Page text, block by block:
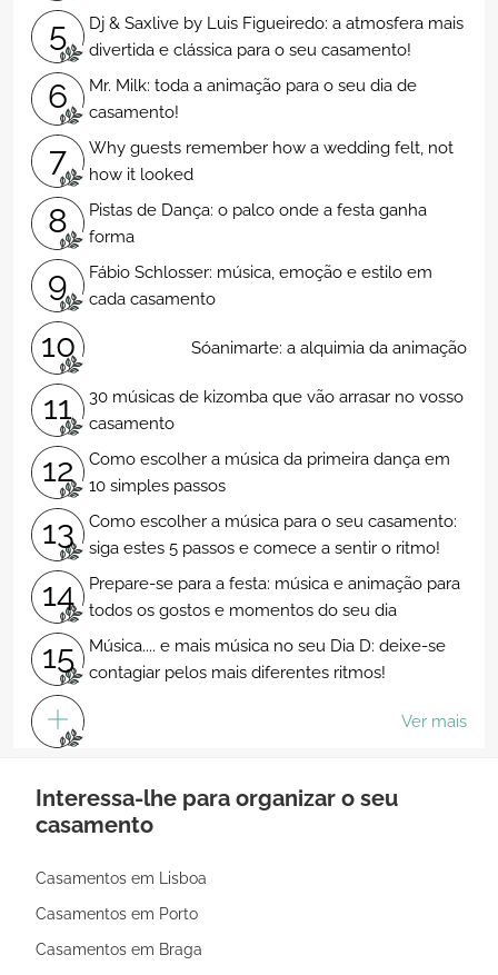
5
Dj & Saxlive by Luis Figueiredo: a atmosfera mais
divertida e clássica para o seu casamento!
6
Mr. Milk: toda a animação para o seu dia de
casamento!
7
Why guests remember how a wedding felt, not
how it looked
8
Pistas de Dança: o palco onde a festa ganha
forma
9
Fábio Schlosser: música, emoção e estilo em
cada casamento
10 Sóanimarte: a alquimia da animação
11
30 músicas de kizomba que vão arrasar no vosso
casamento
12
Como escolher a música da primeira dança em
10 simples passos
13
Como escolher a música para o seu casamento:
siga estes 5 passos e comece a sentir o ritmo!
14
Prepare-se para a festa: música e animação para
todos os gostos e momentos do seu dia
15
Música.... e mais música no seu Dia D: deixe-se
contagiar pelos mais diferentes ritmos!
Ver mais
Interessa-lhe para organizar o seu
casamento
Casamentos em Lisboa
Casamentos em Porto
Casamentos em Braga